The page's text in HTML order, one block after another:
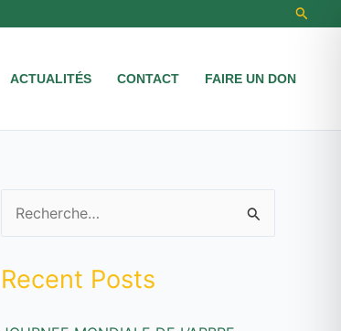
ACTUALITÉS CONTACT FAIRE UN DON
c
Recent Posts